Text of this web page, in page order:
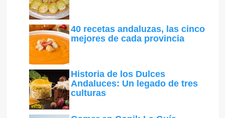
40 recetas andaluzas, las cinco
mejores de cada provincia
Historia de los Dulces
Andaluces: Un legado de tres
culturas